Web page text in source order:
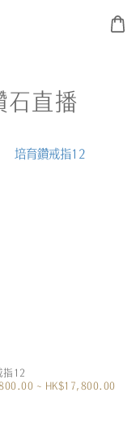
直播
指12
~ HK$17,800.00